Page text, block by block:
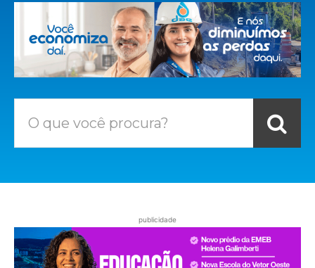
O que você procura?
publicidade